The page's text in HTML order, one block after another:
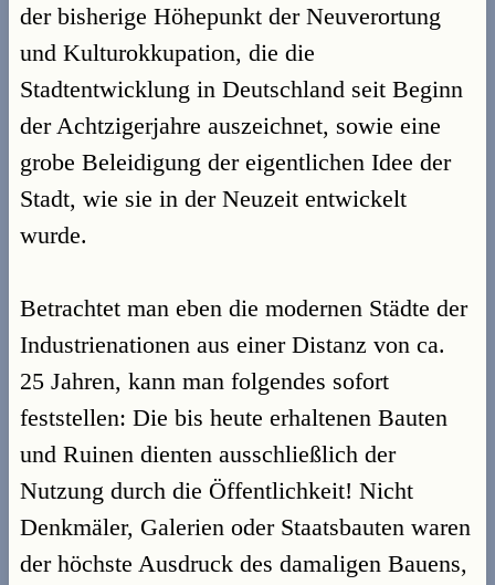
der bisherige Höhepunkt der Neuverortung
und Kulturokkupation, die die
Stadtentwicklung in Deutschland seit Beginn
der Achtzigerjahre auszeichnet, sowie eine
grobe Beleidigung der eigentlichen Idee der
Stadt, wie sie in der Neuzeit entwickelt
wurde.
Betrachtet man eben die modernen Städte der
Industrienationen aus einer Distanz von ca.
25 Jahren, kann man folgendes sofort
feststellen: Die bis heute erhaltenen Bauten
und Ruinen dienten ausschließlich der
Nutzung durch die Öffentlichkeit! Nicht
Denkmäler, Galerien oder Staatsbauten waren
der höchste Ausdruck des damaligen Bauens,